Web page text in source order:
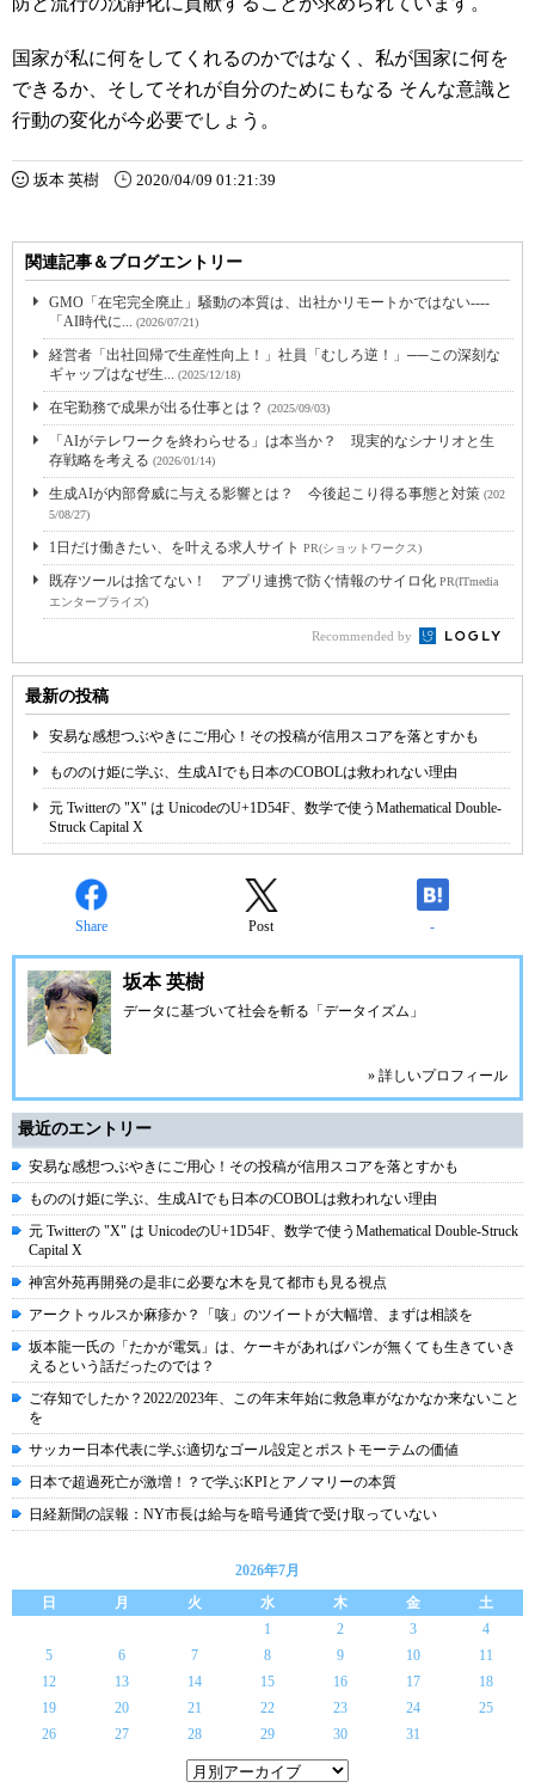
国家が私に何をしてくれるのかではなく、私が国家に何を
できるか、そしてそれが自分のためにもなる そんな意識と
行動の変化が今必要でしょう。
坂本 英樹 2020/04/09 01:21:39
関連記事＆ブログエントリー
GMO「在宅完全廃止」騒動の本質は、出社かリモートかではない----
「AI時代に...
(2026/07/21)
経営者「出社回帰で生産性向上！」社員「むしろ逆！」──この深刻な
ギャップはなぜ生...
(2025/12/18)
在宅勤務で成果が出る仕事とは？ (2025/09/03)
「AIがテレワークを終わらせる」は本当か？ 現実的なシナリオと生
存戦略を考える (2026/01/14)
生成AIが内部脅威に与える影響とは？ 今後起こり得る事態と対策 (202
5/08/27)
1日だけ働きたい、を叶える求人サイト PR(ショットワークス)
既存ツールは捨てない！ アプリ連携で防ぐ情報のサイロ化 PR(ITmedia
エンタープライズ)
Recommended by
最新の投稿
安易な感想つぶやきにご用心！その投稿が信用スコアを落とすかも
もののけ姫に学ぶ、生成AIでも日本のCOBOLは救われない理由
元 Twitterの "X" は UnicodeのU+1D54F、数学で使うMathematical Double-
Struck Capital X
Share Post -
坂本 英樹
データに基づいて社会を斬る「データイズム」
» 詳しいプロフィール
最近のエントリー
安易な感想つぶやきにご用心！その投稿が信用スコアを落とすかも
もののけ姫に学ぶ、生成AIでも日本のCOBOLは救われない理由
元 Twitterの "X" は UnicodeのU+1D54F、数学で使うMathematical Double-Struck
Capital X
神宮外苑再開発の是非に必要な木を見て都市も見る視点
アークトゥルスか麻疹か？「咳」のツイートが大幅増、まずは相談を
坂本龍一氏の「たかが電気」は、ケーキがあればパンが無くても生きていき
えるという話だったのでは？
ご存知でしたか？2022/2023年、この年末年始に救急車がなかなか来ないこと
を
サッカー日本代表に学ぶ適切なゴール設定とポストモーテムの価値
日本で超過死亡が激増！？で学ぶKPIとアノマリーの本質
日経新聞の誤報：NY市長は給与を暗号通貨で受け取っていない
2026年7月
日
月 火 水 木 金
土
1
2 3
4
5
6 7 8 9 10
11
12
13 14 15 16 17
18
19
20 21 22 23 24
25
26
27 28 29 30 31